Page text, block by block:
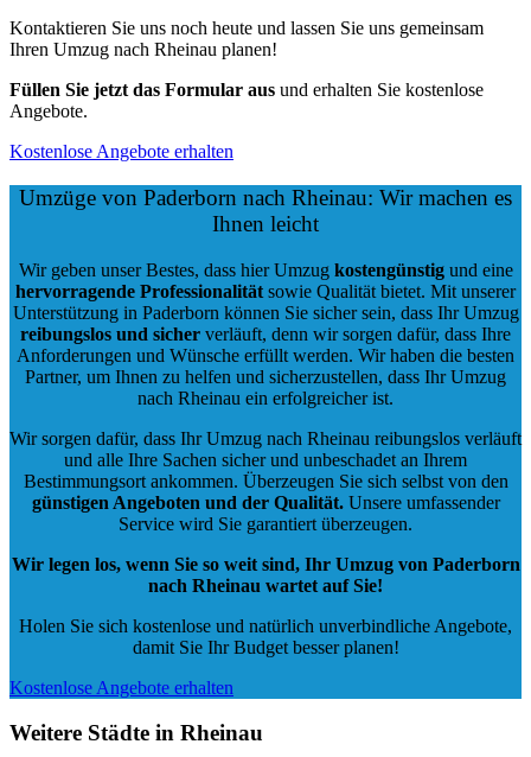
Kontaktieren Sie uns noch heute und lassen Sie uns gemeinsam
Ihren Umzug nach Rheinau planen!
Füllen Sie jetzt das Formular aus und erhalten Sie kostenlose
Angebote.
Kostenlose Angebote erhalten
Umzüge von Paderborn nach Rheinau: Wir machen es
Ihnen leicht
Wir geben unser Bestes, dass hier Umzug kostengünstigund eine
hervorragende Professionalität sowie Qualität bietet. Mit unserer
Unterstützung in Paderborn können Sie sicher sein, dass Ihr Umzug
reibungslos und sicher verläuft, denn wir sorgen dafür, dass Ihre
Anforderungen und Wünsche erfüllt werden. Wir haben die besten
Partner, um Ihnen zu helfen und sicherzustellen, dass Ihr Umzug
nach Rheinau ein erfolgreicher ist.
Wir sorgen dafür, dass Ihr Umzug nach Rheinau reibungslos verläuft
und alle Ihre Sachen sicher und unbeschadet an Ihrem
Bestimmungsort ankommen. Überzeugen Sie sich selbst von den
günstigen Angeboten und der Qualität.Unsere umfassender
Service wird Sie garantiert überzeugen.
Wir legen los, wenn Sie so weit sind, Ihr Umzug von Paderborn
nach Rheinau wartet auf Sie!
Holen Sie sich kostenlose und natürlich unverbindliche Angebote,
damit Sie Ihr Budget besser planen!
Kostenlose Angebote erhalten
Weitere Städte in Rheinau